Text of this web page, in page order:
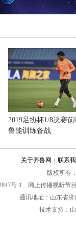
2019足协杯1/8决赛
鲁能训练备战
航拍青岛西海岸新区
关于齐鲁网
联系
版权所有
号-1
网上传播视听节
通讯地址：山东省
技术支持：